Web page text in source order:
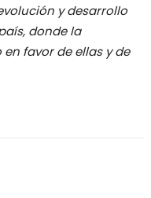
y desarrollo
donde la
favor de ellas y de